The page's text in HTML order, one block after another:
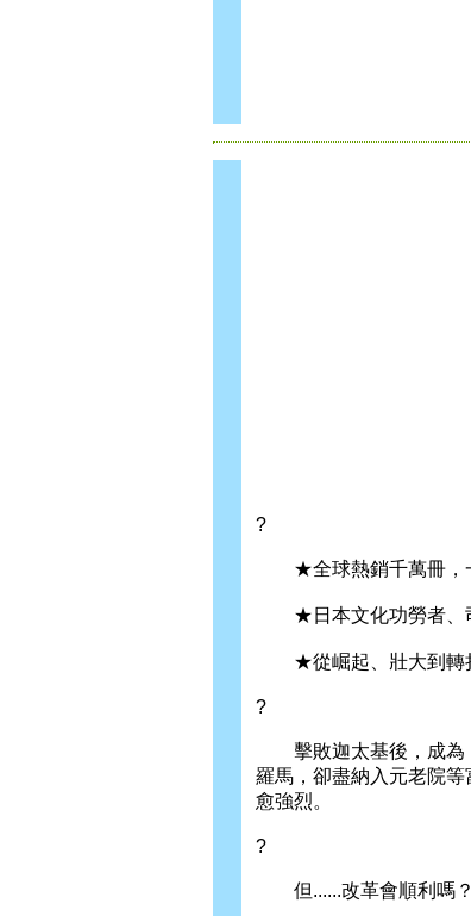
?
★全球熱銷千萬冊，一
★日本文化功勞者、
★從崛起、壯大到轉折
?
擊敗迦太基後，成為「
羅馬，卻盡納入元老院
愈強烈。
?
但......改革會順利嗎？